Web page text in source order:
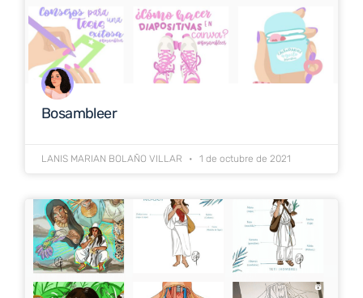
Bosambleer
LANIS MARIAN BOLAÑO VILLAR 1 de octubre de 2021